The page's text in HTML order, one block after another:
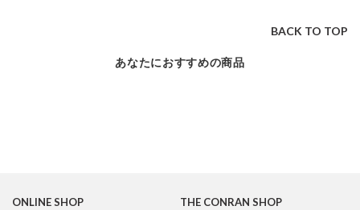
BACK TO TOP
あなたにおすすめの商品
ONLINE SHOP THE CONRAN SHOP